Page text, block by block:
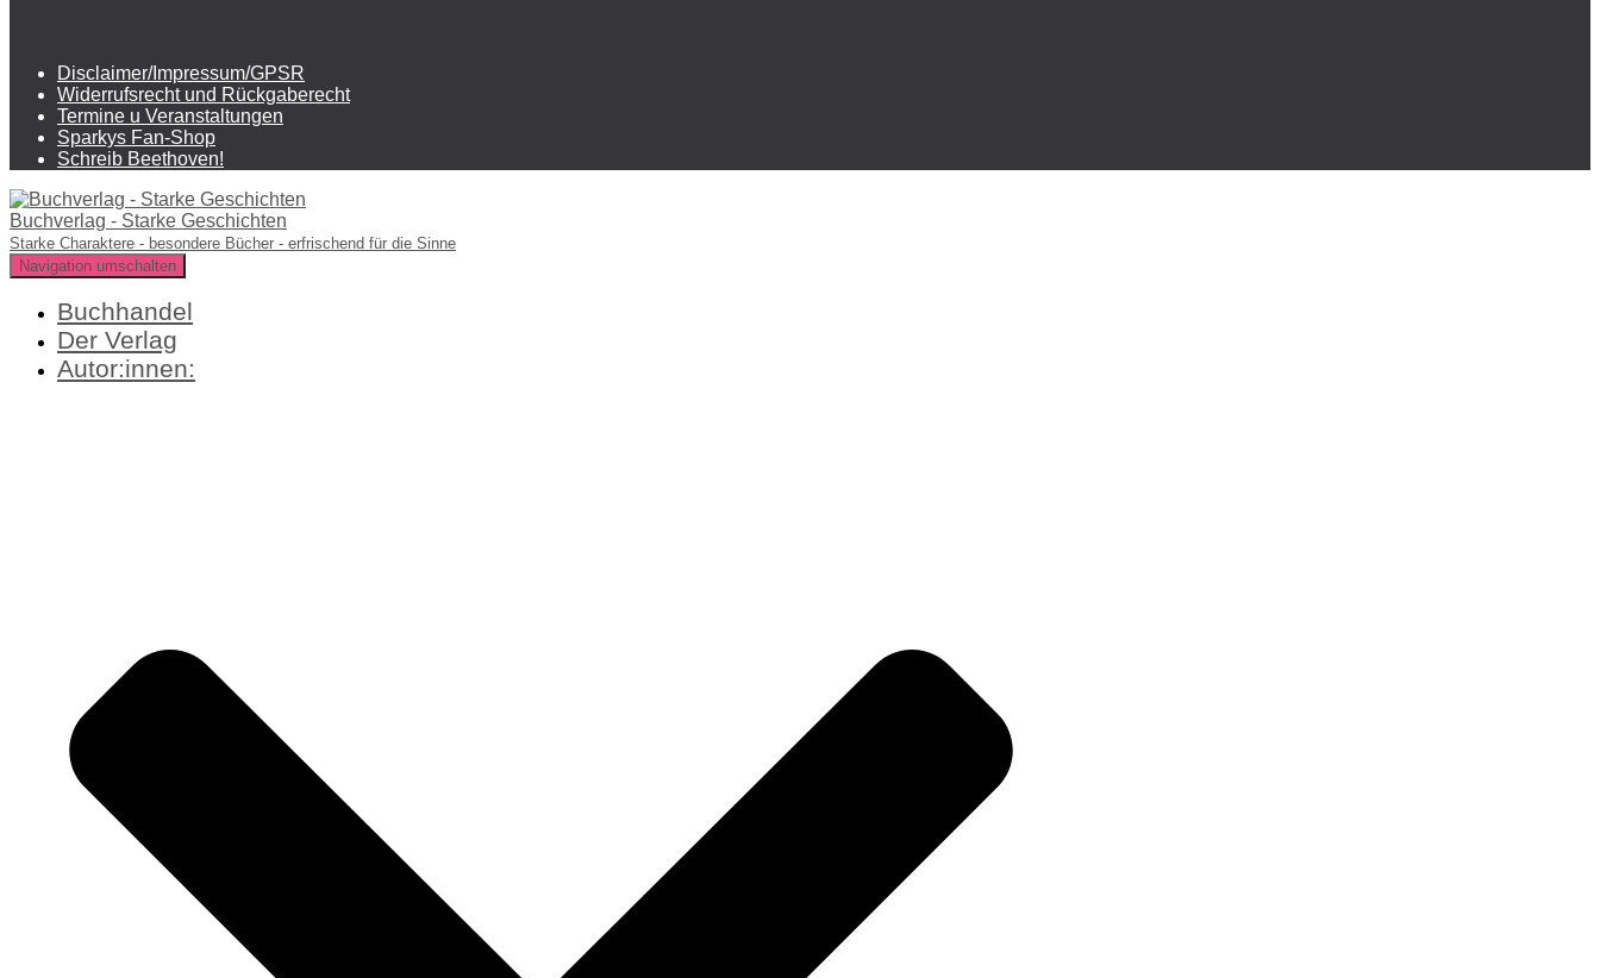
Disclaimer/Impressum/GPSR
Widerrufsrecht und Rückgaberecht
Termine u Veranstaltungen
Sparkys Fan-Shop
Schreib Beethoven!
Buchverlag - Starke Geschichten
Starke Charaktere - besondere Bücher - erfrischend für die Sinne
Navigation umschalten
Buchhandel
Der Verlag
Autor:innen: